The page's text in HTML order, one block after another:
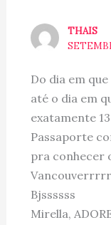
THAIS
Do dia em
até o dia em
exatamente
Passaporte
pra conhecer
Bjssssss
Mirella,